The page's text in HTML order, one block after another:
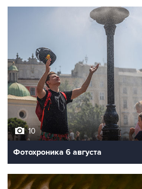
10
Фотохроника 6 августа